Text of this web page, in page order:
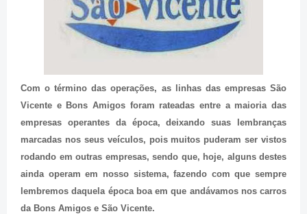
Com o término das operações, as linhas das empresas São
Vicente e Bons Amigos foram rateadas entre a maioria das
empresas operantes da época, deixando suas lembranças
marcadas nos seus veículos, pois muitos puderam ser vistos
rodando em outras empresas, sendo que, hoje, alguns destes
ainda operam em nosso sistema, fazendo com que sempre
lembremos daquela época boa em que andávamos nos carros
da Bons Amigos e São Vicente.